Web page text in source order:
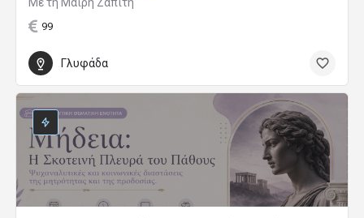
Με τη Μαίρη Ζαπίτη
99
Γλυφάδα